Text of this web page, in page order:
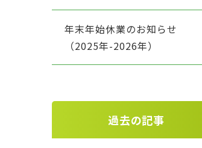
年末年始休業のお知らせ
（2025年-2026年）
過去の記事